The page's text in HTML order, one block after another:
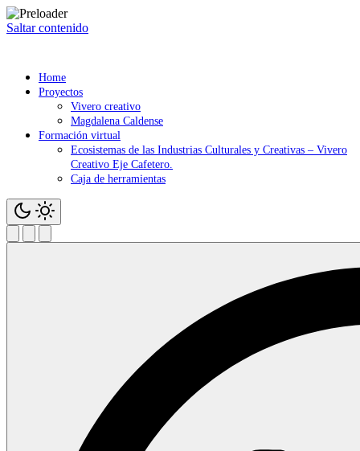
Saltar contenido
Home
Proyectos
Vivero creativo
Magdalena Caldense
Formación virtual
Ecosistemas de las Industrias Culturales y Creativas – Vivero
Creativo Eje Cafetero.
Caja de herramientas